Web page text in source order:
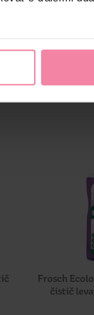
Frosch
čistič